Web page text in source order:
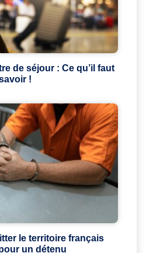
de séjour : Ce qu’il faut
!
le territoire français
un détenu